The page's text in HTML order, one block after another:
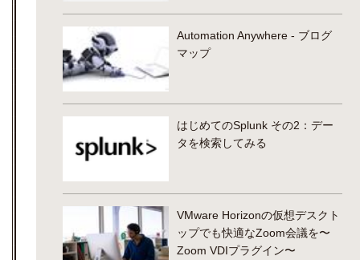
Automation Anywhere - ブログ
マップ
はじめてのSplunk その2：デー
タを検索してみる
VMware Horizonの仮想デスクト
ップでも快適なZoom会議を〜
Zoom VDIプラグイン〜